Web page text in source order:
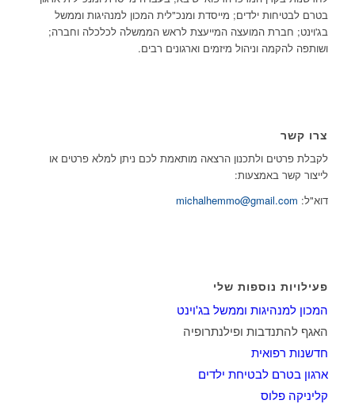
בטרם לבטיחות ילדים; מייסדת ומנכ"לית המכון למנהיגות וממשל
בג'וינט; חברת המועצה המייעצת לראש הממשלה לכלכלה וחברה;
ושותפה להקמה וניהול מיזמים וארגונים רבים.
צרו קשר
לקבלת פרטים ולתכנון הרצאה מותאמת לכם ניתן למלא פרטים או
לייצור קשר באמצעות:
דוא"ל: michalhemmo@gmail.com
פעילויות נוספות שלי
המכון למנהיגות וממשל בג'וינט
האגף להתנדבות ופילנתרופיה
חדשנות רפואית
ארגון בטרם לבטיחת ילדים
קליניקה פלוס